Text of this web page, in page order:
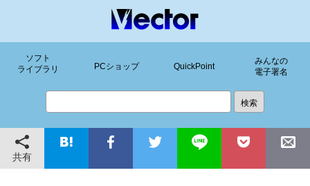
ソフト
ライブラリ
PCショップ QuickPoint
みんなの
電子署名
共有